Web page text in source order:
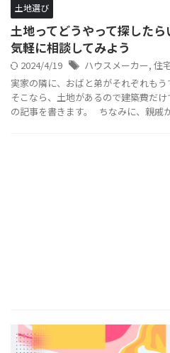
土地選び
土地ってどうやって探した
気軽に相談してみよう
2024/4/19 ハウスメーカー, 住
実家の隣に、おばと弟がそれぞれも
そこなら、土地があるので建築費だ
の記事を書きます。 ちなみに、親戚